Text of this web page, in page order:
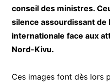
conseil des ministres.
silence assourdissant de
internationale face aux
Nord-Kivu.
Ces images font dès lors